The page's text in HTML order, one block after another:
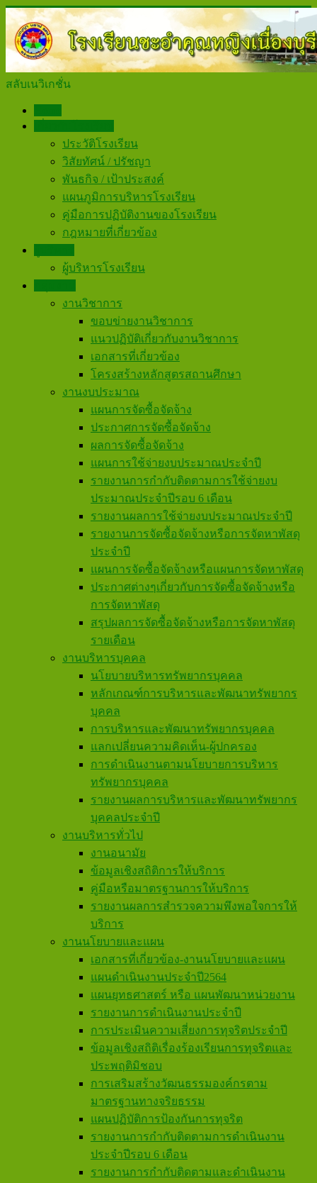
สลับเนวิเกชั่น
ประวัติโรงเรียน
วิสัยทัศน์ / ปรัชญา
พันธกิจ / เป้าประสงค์
แผนภูมิการบริหารโรงเรียน
คู่มือการปฏิบัติงานของโรงเรียน
กฎหมายที่เกี่ยวข้อง
ผู้บริหารโรงเรียน
งานวิชาการ
ขอบข่ายงานวิชาการ
แนวปฏิบัติเกี่ยวกับงานวิชาการ
เอกสารที่เกี่ยวข้อง
โครงสร้างหลักสูตรสถานศึกษา
งานงบประมาณ
แผนการจัดซื้อจัดจ้าง
ประกาศการจัดซื้อจัดจ้าง
ผลการจัดซื้อจัดจ้าง
แผนการใช้จ่ายงบประมาณประจำปี
รายงานการกำกับติดตามการใช้จ่ายงบ
ประมาณประจำปีรอบ 6 เดือน
รายงานผลการใช้จ่ายงบประมาณประจำปี
รายงานการจัดซื้อจัดจ้างหรือการจัดหาพัสดุ
ประจำปี
แผนการจัดซื้อจัดจ้างหรือแผนการจัดหาพัสดุ
ประกาศต่างๆเกี่ยวกับการจัดซื้อจัดจ้างหรือ
การจัดหาพัสดุ
สรุปผลการจัดซื้อจัดจ้างหรือการจัดหาพัสดุ
รายเดือน
งานบริหารบุคคล
นโยบายบริหารทรัพยากรบุคคล
หลักเกณฑ์การบริหารและพัฒนาทรัพยากร
บุคคล
การบริหารและพัฒนาทรัพยากรบุคคล
แลกเปลี่ยนความคิดเห็น-ผู้ปกครอง
การดำเนินงานตามนโยบายการบริหาร
ทรัพยากรบุคคล
รายงานผลการบริหารและพัฒนาทรัพยากร
บุคคลประจำปี
งานบริหารทั่วไป
งานอนามัย
ข้อมูลเชิงสถิติการให้บริการ
คู่มือหรือมาตรฐานการให้บริการ
รายงานผลการสำรวจความพึงพอใจการให้
บริการ
งานนโยบายและแผน
เอกสารที่เกี่ยวข้อง-งานนโยบายและแผน
แผนดำเนินงานประจำปี2564
แผนยุทธศาสตร์ หรือ แผนพัฒนาหน่วยงาน
รายงานการดำเนินงานประจำปี
การประเมินความเสี่ยงการทุจริตประจำปี
ข้อมูลเชิงสถิติเรื่องร้องเรียนการทุจริตและ
ประพฤติมิชอบ
การเสริมสร้างวัฒนธรรมองค์กรตาม
มาตรฐานทางจริยธรรม
แผนปฏิบัติการป้องกันการทุจริต
รายงานการกำกับติดตามการดำเนินงาน
ประจำปีรอบ 6 เดือน
รายงานการกำกับติดตามและดำเนินงาน